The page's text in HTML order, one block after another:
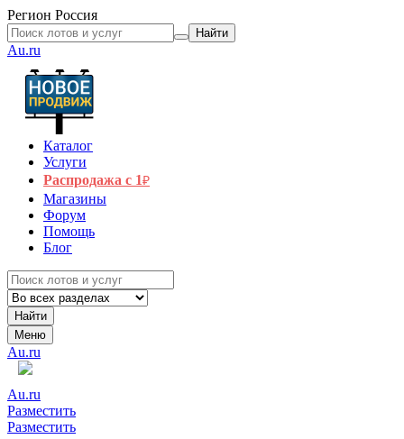
Регион Россия
Найти
Au.ru
Каталог
Услуги
Распродажа с 1₽
Магазины
Форум
Помощь
Блог
Найти
Меню
Au.ru
Au.ru
Разместить
Разместить